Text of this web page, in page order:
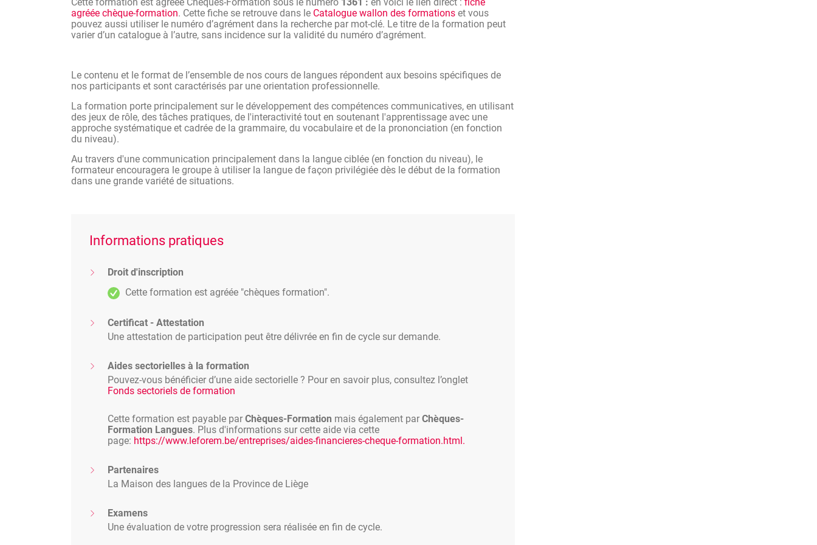
agréée chèque-formation. Cette fiche se retrouve dans le Catalogue wallon des formations et vous
pouvez aussi utiliser le numéro d’agrément dans la recherche par mot-clé. Le titre de la formation peut
varier d’un catalogue à l’autre, sans incidence sur la validité du numéro d’agrément.
Le contenu et le format de l’ensemble de nos cours de langues répondent aux besoins spécifiques de
nos participants et sont caractérisés par une orientation professionnelle.
La formation porte principalement sur le développement des compétences communicatives, en utilisant
des jeux de rôle, des tâches pratiques, de l'interactivité tout en soutenant l'apprentissage avec une
approche systématique et cadrée de la grammaire, du vocabulaire et de la prononciation (en fonction
du niveau).
Au travers d'une communication principalement dans la langue ciblée (en fonction du niveau), le
formateur encouragera le groupe à utiliser la langue de façon privilégiée dès le début de la formation
dans une grande variété de situations.
Informations pratiques
Droit d'inscription
Cette formation est agréée "chèques formation".
Certificat - Attestation
Une attestation de participation peut être délivrée en fin de cycle sur demande.
Aides sectorielles à la formation
Pouvez-vous bénéficier d’une aide sectorielle ? Pour en savoir plus, consultez l’onglet
Fonds sectoriels de formation
Cette formation est payable par Chèques-Formation mais également par Chèques-
Formation Langues. Plus d'informations sur cette aide via cette
page: https://www.leforem.be/entreprises/aides-financieres-cheque-formation.html.
Partenaires
La Maison des langues de la Province de Liège
Examens
Une évaluation de votre progression sera réalisée en fin de cycle.